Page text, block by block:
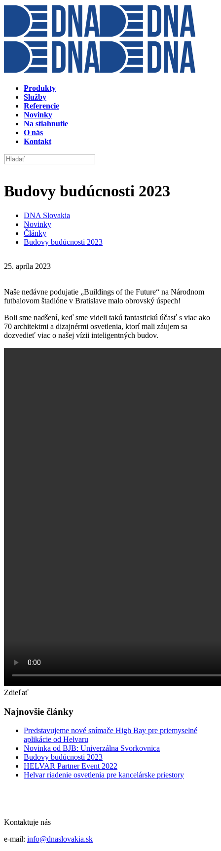
Produkty
Služby
Referencie
Novinky
Na stiahnutie
O nás
Kontakt
Budovy budúcnosti 2023
DNA Slovakia
Novinky
Články
Budovy budúcnosti 2023
25. apríla 2023
Naše nedávne podujatie „Buildings of the Future“ na Národnom
futbalovom štadióne v Bratislave malo obrovský úspech!
Boli sme nadšení, keď sme videli takú fantastickú účasť s viac ako
70 architektmi a dizajnérmi osvetlenia, ktorí mali záujem sa
dozvedieť viac o našej vízii inteligentných budov.
Zdieľať
Najnovšie články
Predstavujeme nové snímače High Bay pre priemyselné
aplikácie od Helvaru
Novinka od BJB: Univerzálna Svorkovnica
Budovy budúcnosti 2023
HELVAR Partner Event 2022
Helvar riadenie osvetlenia pre kancelárske priestory
Kontaktuje nás
e-mail: info@dnaslovakia.sk